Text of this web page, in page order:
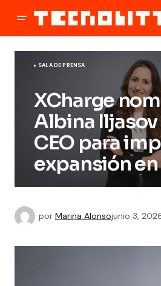
SALA DE PRENSA
XCharge
Albina
CEO para
expansión
por Marina Alonsojunio 3,